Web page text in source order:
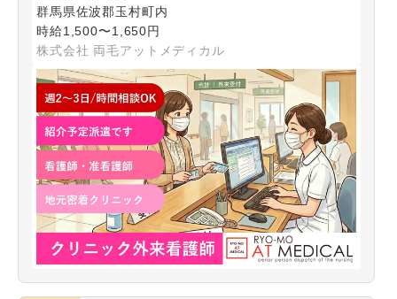
群馬県佐波郡玉村町内
時給1,500〜1,650円
株式会社 両毛アットメディカル